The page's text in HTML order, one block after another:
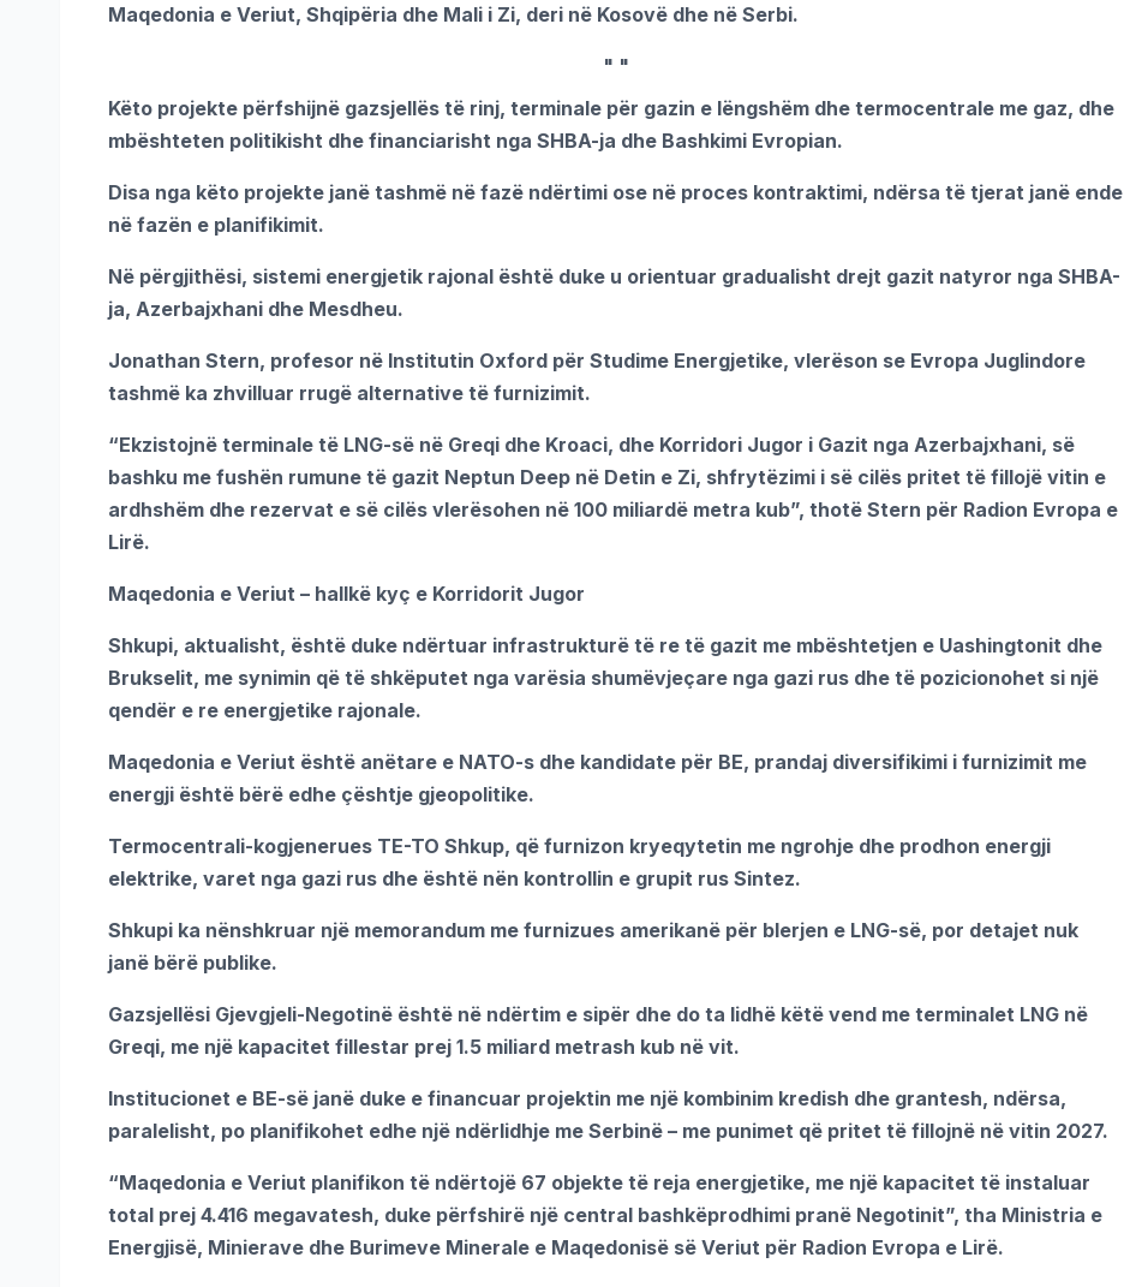
Maqedonia e Veriut, Shqipëria dhe Mali i Zi, deri në Kosovë dhe në Serbi.
" "
Këto projekte përfshijnë gazsjellës të rinj, terminale për gazin e lëngshëm dhe termocentrale me gaz, dhe
mbështeten politikisht dhe financiarisht nga SHBA-ja dhe Bashkimi Evropian.
Disa nga këto projekte janë tashmë në fazë ndërtimi ose në proces kontraktimi, ndërsa të tjerat janë ende
në fazën e planifikimit.
Në përgjithësi, sistemi energjetik rajonal është duke u orientuar gradualisht drejt gazit natyror nga SHBA-
ja, Azerbajxhani dhe Mesdheu.
Jonathan Stern, profesor në Institutin Oxford për Studime Energjetike, vlerëson se Evropa Juglindore
tashmë ka zhvilluar rrugë alternative të furnizimit.
“Ekzistojnë terminale të LNG-së në Greqi dhe Kroaci, dhe Korridori Jugor i Gazit nga Azerbajxhani, së
bashku me fushën rumune të gazit Neptun Deep në Detin e Zi, shfrytëzimi i së cilës pritet të fillojë vitin e
ardhshëm dhe rezervat e së cilës vlerësohen në 100 miliardë metra kub”, thotë Stern për Radion Evropa e
Lirë.
Maqedonia e Veriut – hallkë kyç e Korridorit Jugor
Shkupi, aktualisht, është duke ndërtuar infrastrukturë të re të gazit me mbështetjen e Uashingtonit dhe
Brukselit, me synimin që të shkëputet nga varësia shumëvjeçare nga gazi rus dhe të pozicionohet si një
qendër e re energjetike rajonale.
Maqedonia e Veriut është anëtare e NATO-s dhe kandidate për BE, prandaj diversifikimi i furnizimit me
energji është bërë edhe çështje gjeopolitike.
Termocentrali-kogjenerues TE-TO Shkup, që furnizon kryeqytetin me ngrohje dhe prodhon energji
elektrike, varet nga gazi rus dhe është nën kontrollin e grupit rus Sintez.
Shkupi ka nënshkruar një memorandum me furnizues amerikanë për blerjen e LNG-së, por detajet nuk
janë bërë publike.
Gazsjellësi Gjevgjeli-Negotinë është në ndërtim e sipër dhe do ta lidhë këtë vend me terminalet LNG në
Greqi, me një kapacitet fillestar prej 1.5 miliard metrash kub në vit.
Institucionet e BE-së janë duke e financuar projektin me një kombinim kredish dhe grantesh, ndërsa,
paralelisht, po planifikohet edhe një ndërlidhje me Serbinë – me punimet që pritet të fillojnë në vitin 2027.
“Maqedonia e Veriut planifikon të ndërtojë 67 objekte të reja energjetike, me një kapacitet të instaluar
total prej 4.416 megavatesh, duke përfshirë një central bashkëprodhimi pranë Negotinit”, tha Ministria e
Energjisë, Minierave dhe Burimeve Minerale e Maqedonisë së Veriut për Radion Evropa e Lirë.